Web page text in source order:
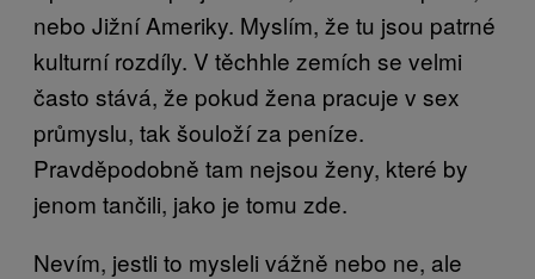
nebo Jižní Ameriky. Myslím, že tu jsou patrné
kulturní rozdíly. V těchhle zemích se velmi
často stává, že pokud žena pracuje v sex
průmyslu, tak šouloží za peníze.
Pravděpodobně tam nejsou ženy, které by
jenom tančili, jako je tomu zde.
Nevím, jestli to mysleli vážně nebo ne, ale